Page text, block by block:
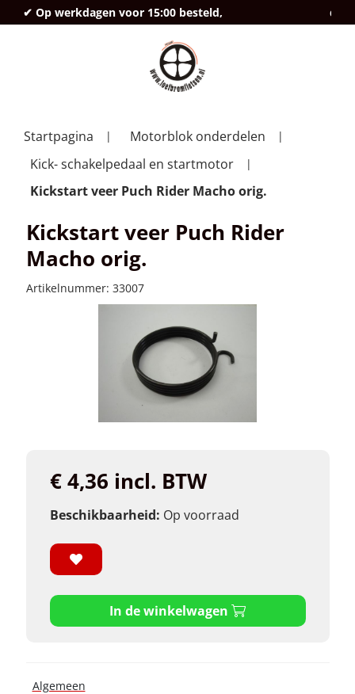
✔ Op werkdagen voor 15:00 besteld,
Startpagina
Motorblok onderdelen
Kick- schakelpedaal en startmotor
Kickstart veer Puch Rider Macho orig.
Kickstart veer Puch Rider
Macho orig.
Artikelnummer: 33007
€ 4,36 incl. BTW
Beschikbaarheid: Op voorraad
In de winkelwagen
Algemeen